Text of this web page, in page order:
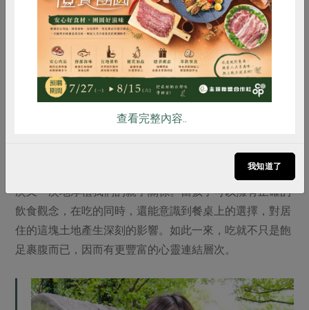
親自摘採小番茄，更接近土地的富饒。
除了味蕾上的美味記憶，那些透過食物傳遞的心意，也一
次又一次地厚植我們的親子關係。當孩子可以擁有正確的
飲食觀念，在吃的同時，還能意識到餐桌上的選擇，對居
住的這塊土地產生深刻的影響。如此一來，吃就不只是飽
足裹腹而已，因而有更豐富的心靈連結層次。
惜食 RPET 食譜 減硝酸鹽
雞蛋 食安 共同購買
查看完整內容..
我知道了